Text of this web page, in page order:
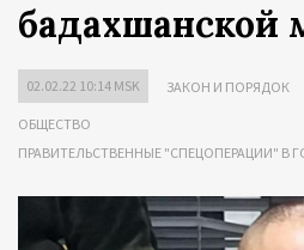
бадахшанской
02.02.22 10:14 MSK ЗАКОН И ПОРЯДОК
ОБЩЕСТВО
ПРАВИТЕЛЬСТВЕННЫЕ "СПЕЦОПЕРАЦИИ" В